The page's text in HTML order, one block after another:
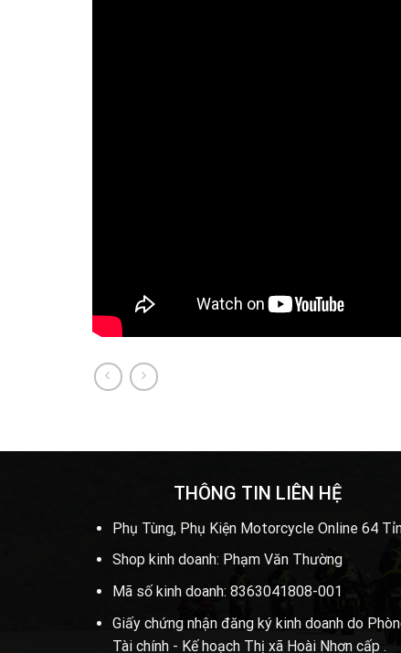
THÔNG TIN LIÊN HỆ
Phụ Tùng, Phụ Kiện Motorcycle Online 64
Shop kinh doanh: Phạm Văn Thường
Mã số kinh doanh: 8363041808-001
Giấy chứng nhận đăng ký kinh doanh do
Tài chính - Kế hoạch Thị xã Hoài Nhơn cấp .